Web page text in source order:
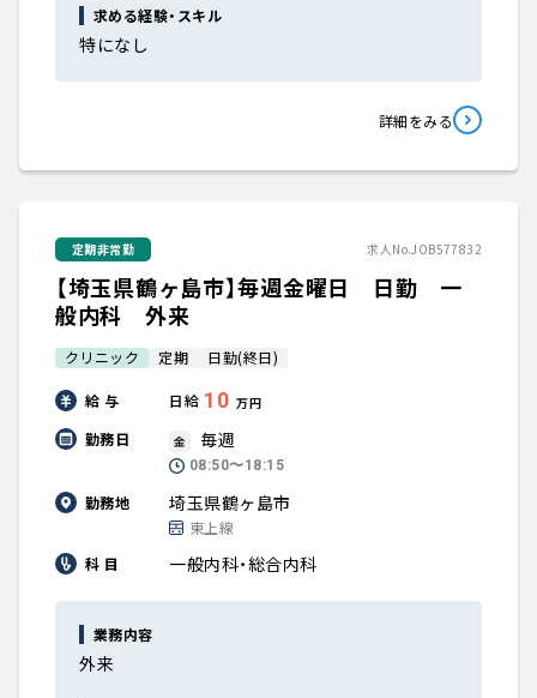
求める経験・スキル
特になし
詳細をみる
定期非常勤 求人No.JOB577832
【埼玉県鶴ヶ島市】毎週金曜日 日勤 一
般内科 外来
クリニック 定期 日勤(終日)
給 与 日給 10 万円
勤務日 金 毎週
08:50〜18:15
勤務地 埼玉県鶴ヶ島市
東上線
科 目
一般内科・総合内科
業務内容
外来